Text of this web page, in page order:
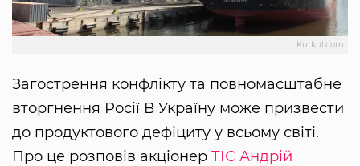
Kurkul.com
Загострення конфлікту та повномасштабне
вторгнення Росії В Україну може призвести
до продуктового дефіциту у всьому світі.
Про це розповів акціонер ТІС Андрій